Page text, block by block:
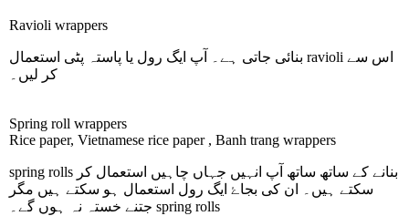
Ravioli wrappers
اس سے ravioli بنائی جاتی ہے۔ آپ ایگ رول یا پاستہ پٹی استعمال
کر لیں۔
Spring roll wrappers
Rice paper, Vietnamese rice paper , Banh trang wrappers
spring rolls
سکتے ہیں۔ ان کی بجاۓ ایگ رول استعمال ہو سکتے ہیں مگر
spring rolls جتنے خستہ نہ ہوں گے۔